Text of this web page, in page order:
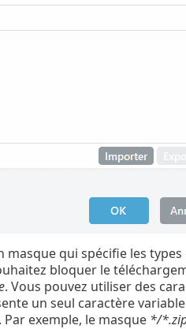
qui spécifie les
bloquer le
. Vous pouvez utiliser des
un seul caractère
Par exemple, le masque */